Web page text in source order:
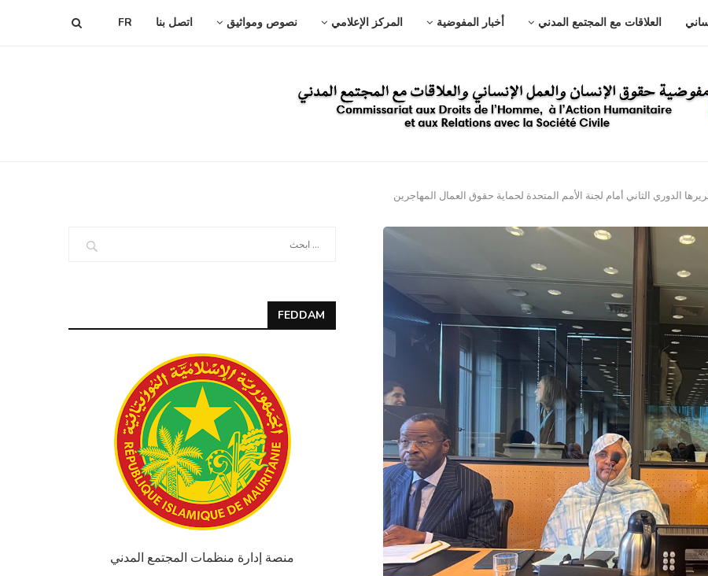
العلاقات مع المجتمع المدني أخبار المفوضية المركز الإعلامي نصوص ومواثيق اتصل بنا FR
الدوري الثاني أمام لجنة الأمم المتحدة لحماية حقوق العمال المهاجرين
FEDDAM
منصة إدارة منظمات المجتمع المدني